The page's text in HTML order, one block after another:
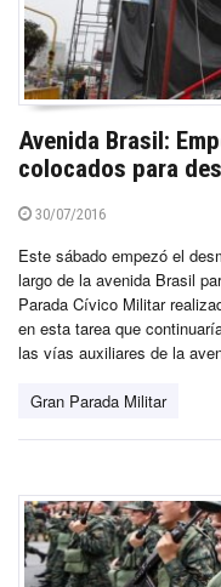
Avenida Brasil:
colocados para
30/07/2016
Este sábado empezó el
largo de la avenida Brasil
Parada Cívico Militar
en esta tarea que
las vías auxiliares de la
Gran Parada Militar